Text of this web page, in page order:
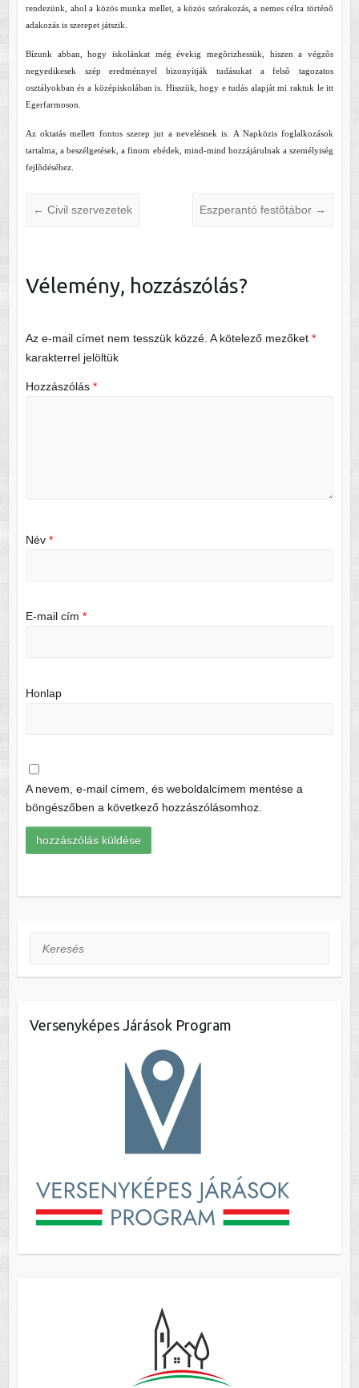
rendezünk, ahol a közös munka mellet, a közös szórakozás, a nemes célra történõ
adakozás is szerepet játszik.
Bízunk abban, hogy iskolánkat még évekig megõrizhessük, hiszen a végzõs
negyedikesek szép eredménnyel bizonyítják tudásukat a felsõ tagozatos
osztályokban és a középiskolában is. Hisszük, hogy e tudás alapját mi raktuk le itt
Egerfarmoson.
Az oktatás mellett fontos szerep jut a nevelésnek is. A Napközis foglalkozások
tartalma, a beszélgetések, a finom ebédek, mind-mind hozzájárulnak a személyiség
fejlõdéséhez.
← Civil szervezetek Eszperantó festõtábor →
Vélemény, hozzászólás?
Az e-mail címet nem tesszük közzé. A kötelező mezőket *
karakterrel jelöltük
Hozzászólás *
Név *
E-mail cím *
Honlap
A nevem, e-mail címem, és weboldalcímem mentése a
böngészőben a következő hozzászólásomhoz.
Keresés
Versenyképes Járások Program